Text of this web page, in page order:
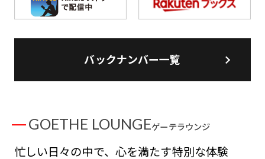
バックナンバー一覧
GOETHE LOUNGEゲーテラウンジ
忙しい日々の中で、心を満たす特別な体験